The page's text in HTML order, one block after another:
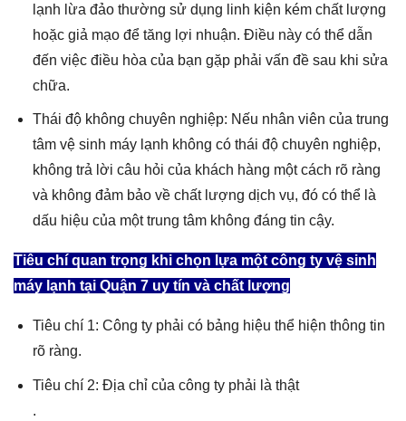
lạnh lừa đảo thường sử dụng linh kiện kém chất lượng
hoặc giả mạo để tăng lợi nhuận. Điều này có thể dẫn
đến việc điều hòa của bạn gặp phải vấn đề sau khi sửa
chữa.
Thái độ không chuyên nghiệp: Nếu nhân viên của trung
tâm vệ sinh máy lạnh không có thái độ chuyên nghiệp,
không trả lời câu hỏi của khách hàng một cách rõ ràng
và không đảm bảo về chất lượng dịch vụ, đó có thể là
dấu hiệu của một trung tâm không đáng tin cậy.
Tiêu chí quan trọng khi chọn lựa một công ty vệ sinh
máy lạnh tại Quận 7 uy tín và chất lượng
Tiêu chí 1: Công ty phải có bảng hiệu thể hiện thông tin
rõ ràng.
Tiêu chí 2: Địa chỉ của công ty phải là thật
.